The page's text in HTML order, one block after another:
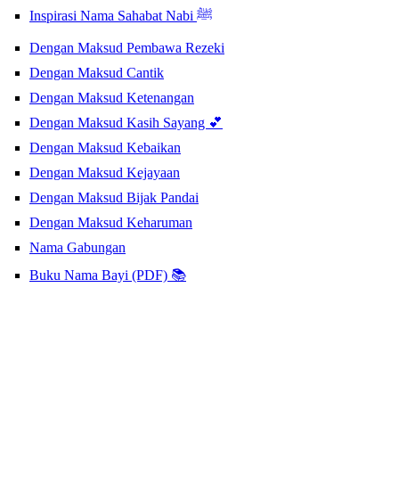
Inspirasi Nama Sahabat Nabi ﷺ
Dengan Maksud Pembawa Rezeki
Dengan Maksud Cantik
Dengan Maksud Ketenangan
Dengan Maksud Kasih Sayang 💕
Dengan Maksud Kebaikan
Dengan Maksud Kejayaan
Dengan Maksud Bijak Pandai
Dengan Maksud Keharuman
Nama Gabungan
Buku Nama Bayi (PDF) 📚